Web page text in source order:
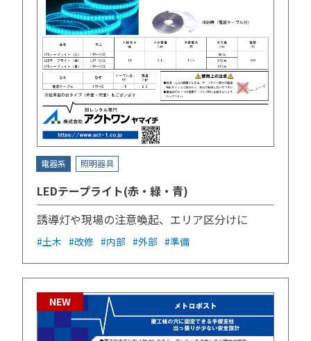
電器系 照明器具
LEDテープライト(赤・緑・青)
誘導灯や現場の注意喚起、エリア区分けに
#土木 #改修 #内部 #外部 #準備
NEW